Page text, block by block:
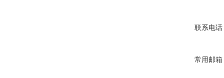
联系电话
常用邮箱